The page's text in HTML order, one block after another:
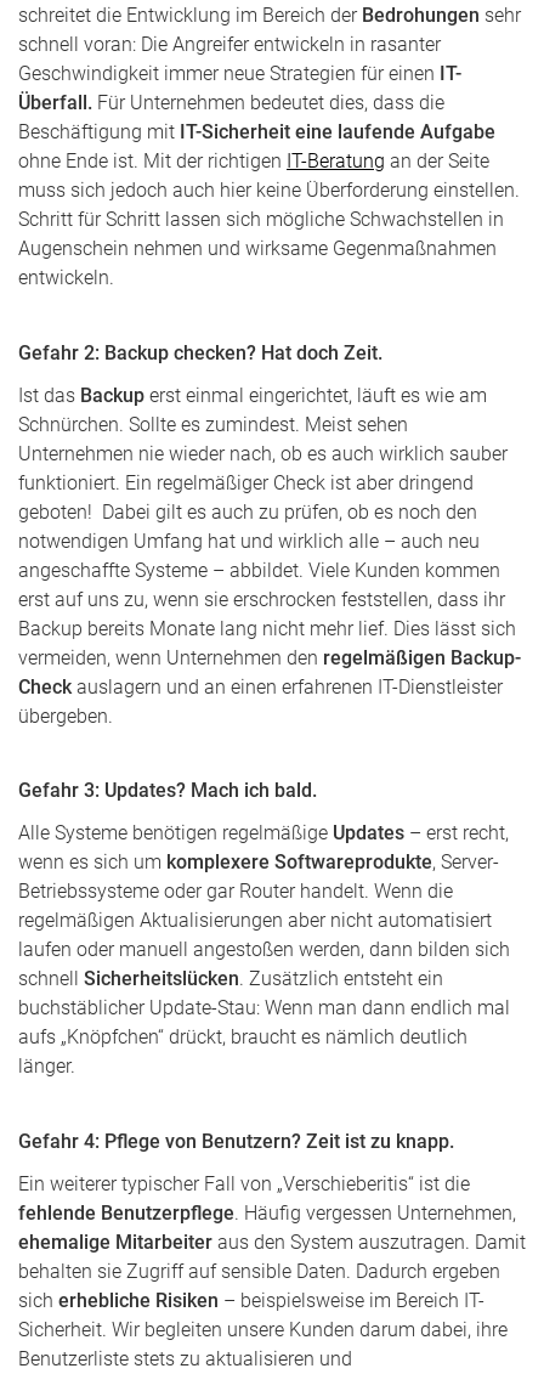
schreitet die Entwicklung im Bereich der Bedrohungen sehr
schnell voran: Die Angreifer entwickeln in rasanter
Geschwindigkeit immer neue Strategien für einen IT-
Überfall. Für Unternehmen bedeutet dies, dass die
Beschäftigung mit IT-Sicherheit eine laufende Aufgabe
ohne Ende ist. Mit der richtigen IT-Beratung an der Seite
muss sich jedoch auch hier keine Überforderung einstellen.
Schritt für Schritt lassen sich mögliche Schwachstellen in
Augenschein nehmen und wirksame Gegenmaßnahmen
entwickeln.
Gefahr 2: Backup checken? Hat doch Zeit.
Ist das Backup erst einmal eingerichtet, läuft es wie am
Schnürchen. Sollte es zumindest. Meist sehen
Unternehmen nie wieder nach, ob es auch wirklich sauber
funktioniert. Ein regelmäßiger Check ist aber dringend
geboten! Dabei gilt es auch zu prüfen, ob es noch den
notwendigen Umfang hat und wirklich alle – auch neu
angeschaffte Systeme – abbildet. Viele Kunden kommen
erst auf uns zu, wenn sie erschrocken feststellen, dass ihr
Backup bereits Monate lang nicht mehr lief. Dies lässt sich
vermeiden, wenn Unternehmen den regelmäßigen Backup-
Checkauslagern und an einen erfahrenen IT-Dienstleister
übergeben.
Gefahr 3: Updates? Mach ich bald.
Alle Systeme benötigen regelmäßige Updates – erst recht,
wenn es sich um komplexere Softwareprodukte, Server-
Betriebssysteme oder gar Router handelt. Wenn die
regelmäßigen Aktualisierungen aber nicht automatisiert
laufen oder manuell angestoßen werden, dann bilden sich
schnell Sicherheitslücken. Zusätzlich entsteht ein
buchstäblicher Update-Stau: Wenn man dann endlich mal
aufs „Knöpfchen“ drückt, braucht es nämlich deutlich
länger.
Gefahr 4: Pflege von Benutzern? Zeit ist zu knapp.
Ein weiterer typischer Fall von „Verschieberitis“ ist die
fehlende Benutzerpflege. Häufig vergessen Unternehmen,
ehemalige Mitarbeiter aus den System auszutragen. Damit
behalten sie Zugriff auf sensible Daten. Dadurch ergeben
sich erhebliche Risiken – beispielsweise im Bereich IT-
Sicherheit. Wir begleiten unsere Kunden darum dabei, ihre
Benutzerliste stets zu aktualisieren und